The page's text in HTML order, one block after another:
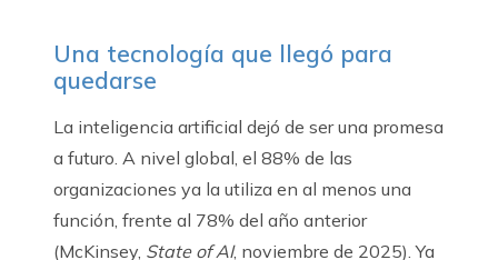
Una tecnología que llegó para
quedarse
La inteligencia artificial dejó de ser una promesa
a futuro. A nivel global, el 88% de las
organizaciones ya la utiliza en al menos una
función, frente al 78% del año anterior
(McKinsey, State of AI, noviembre de 2025). Ya